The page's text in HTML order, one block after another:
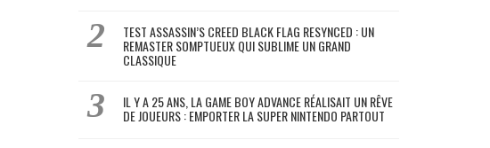
TEST ASSASSIN’S CREED BLACK FLAG RESYNCED : UN
REMASTER SOMPTUEUX QUI SUBLIME UN GRAND
CLASSIQUE
IL Y A 25 ANS, LA GAME BOY ADVANCE RÉALISAIT UN RÊVE
DE JOUEURS : EMPORTER LA SUPER NINTENDO PARTOUT